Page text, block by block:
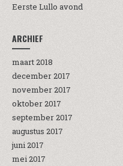
Eerste Lullo avond
ARCHIEF
maart 2018
december 2017
november 2017
oktober 2017
september 2017
augustus 2017
juni 2017
mei 2017